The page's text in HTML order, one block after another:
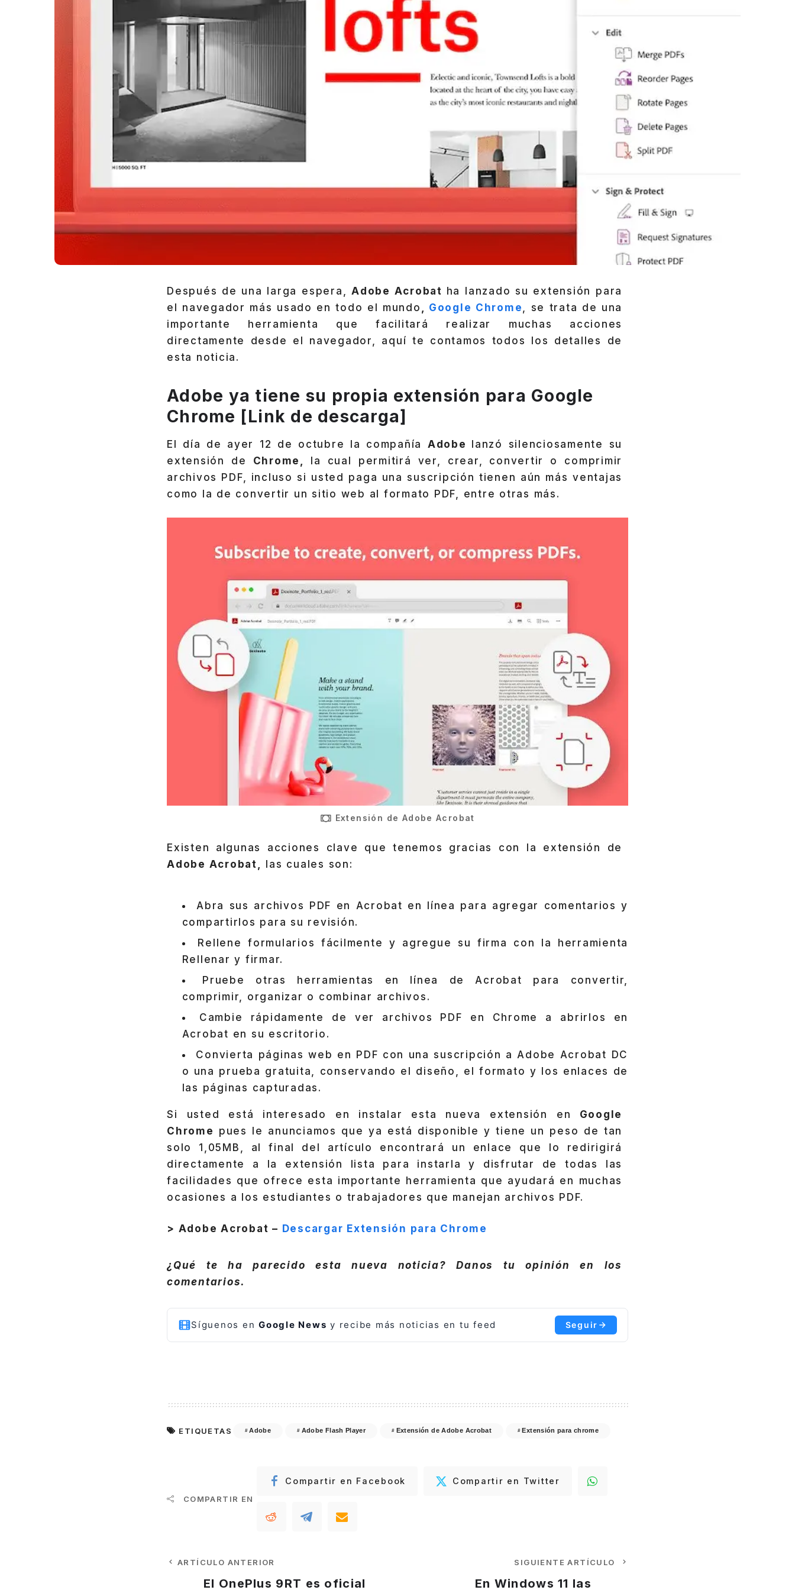
Después de una larga espera,Adobe Acrobat ha lanzado su extensión para
el navegador más usado en todo el mundo , Google Chrome, se trata de una
importante herramienta que facilitará realizar muchas acciones
directamente desde el navegador, aquí te contamos todos los detalles de
esta noticia.
Adobe ya tiene su propia extensión para Google
Chrome [Link de descarga]
El día de ayer 12 de octubre la compañía Adobe
lanzó silenciosamente su
extensión de Chrome,
la cual permitirá ver, crear, convertir o comprimir
archivos PDF, incluso si usted paga una suscripción tienen aún más ventajas
como la de convertir un sitio web al formato PDF, entre otras más.
Extensión de Adobe Acrobat
Existen algunas acciones clave que tenemos gracias con la extensión de
Adobe Acrobat,
las cuales son:
Abra sus archivos PDF en Acrobat en línea para agregar comentarios y
compartirlos para su revisión.
Rellene formularios fácilmente y agregue su firma con la herramienta
Rellenar y firmar.
Pruebe otras herramientas en línea de Acrobat para convertir,
comprimir, organizar o combinar archivos.
Cambie rápidamente de ver archivos PDF en Chrome a abrirlos en
Acrobat en su escritorio.
Convierta páginas web en PDF con una suscripción a Adobe Acrobat DC
o una prueba gratuita, conservando el diseño, el formato y los enlaces de
las páginas capturadas.
Si usted está interesado en instalar esta nueva extensión en
Google
Chrome pues le anunciamos que ya está disponible y tiene un peso de tan
solo 1,05MB, al final del artículo encontrará un enlace que lo redirigirá
directamente a la extensión lista para instarla y disfrutar de todas las
facilidades que ofrece esta importante herramienta que ayudará en muchas
ocasiones a los estudiantes o trabajadores que manejan archivos PDF.
> Adobe Acrobat – Descargar Extensión para Chrome
¿Qué te ha parecido esta nueva noticia? Danos tu opinión en los
comentarios.
Síguenos en Google News y recibe más noticias en tu feed Seguir
ETIQUETAS Adobe Adobe Flash Player Extensión de Adobe Acrobat Extensión para chrome
COMPARTIR EN
Compartir en Facebook Compartir en Twitter
ARTÍCULO ANTERIOR
El OnePlus 9RT es oficial
SIGUIENTE ARTÍCULO
En Windows 11 las